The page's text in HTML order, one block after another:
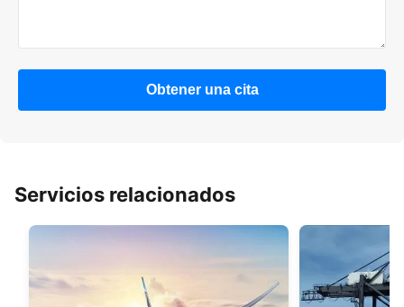
Obtener una cita
Servicios relacionados